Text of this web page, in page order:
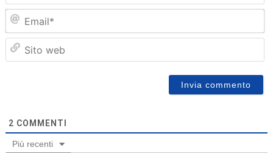
2 COMMENTI
Più recenti